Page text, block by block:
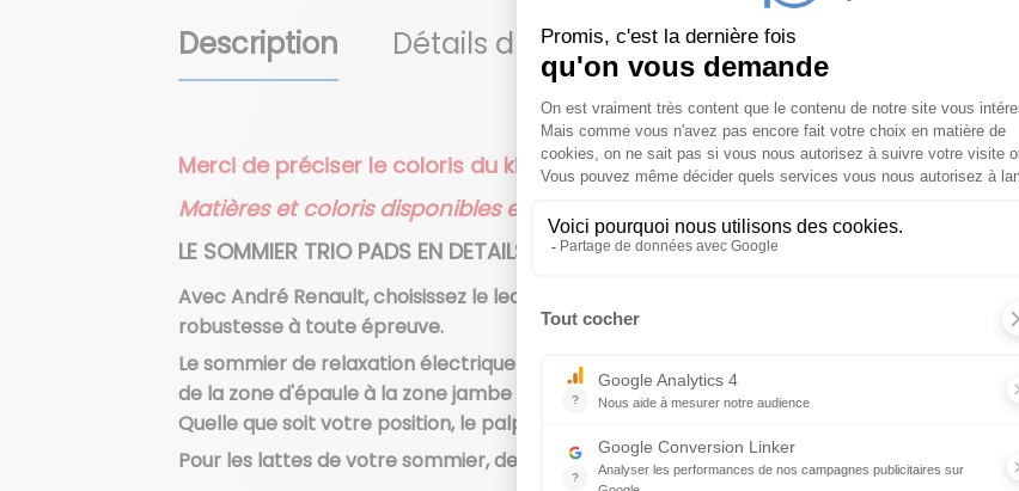
Description Détails du produit À propos de ANDRÉ
Merci de préciser le coloris du kit et les options en commentaire lors de votre
Matières et coloris disponibles en photo
LE SOMMIER TRIO PADS EN DETAILS
Avec André Renault, choisissez le leader de la literie de relaxation. L'assurance d'un
robustesse à toute épreuve.
Le sommier de relaxation électrique Trio Pads est le plus haut de gamme de la collection
de la zone d'épaule à la zone jambe pour vous offrir un maintien inégalé de la tête aux
Quelle que soit votre position, le palpeur bouge et s'adapte à vos mouvements pour un
Pour les lattes de votre sommier, deux choix s'offrent à vous :